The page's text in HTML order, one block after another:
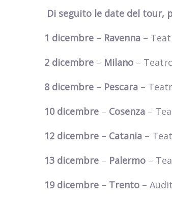
Di seguito le date del tour,
1 dicembre – Ravenna –
2 dicembre – Milano –
8 dicembre – Pescara –
10 dicembre – Cosenza –
12 dicembre – Catania –
13 dicembre – Palermo –
19 dicembre – Trento –